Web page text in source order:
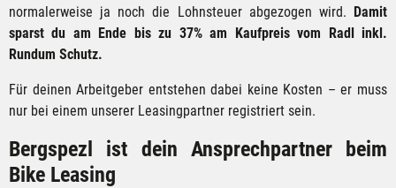
normalerweise ja noch die Lohnsteuer abgezogen wird. Damit
sparst du am Ende bis zu 37% am Kaufpreis vom Radl inkl.
Rundum Schutz.
Für deinen Arbeitgeber entstehen dabei keine Kosten – er muss
nur bei einem unserer Leasingpartner registriert sein.
Bergspezl ist dein Ansprechpartner beim
Bike Leasing